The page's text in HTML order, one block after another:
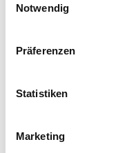
Notwendig
Präferenzen
Statistiken
Marketing
wenige Monate ein
Aktuelle News